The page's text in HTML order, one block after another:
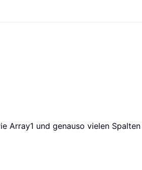
Array1 und genauso vielen